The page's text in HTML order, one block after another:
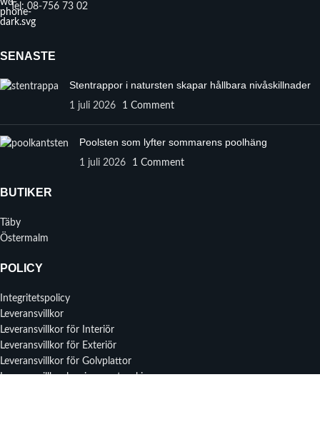
Tel: 08-756 73 02
SENASTE
Stentrappor i natursten skapar hållbara nivåskillnader
1 juli 2026 1 Comment
Poolsten som lyfter sommarens poolhäng
1 juli 2026 1 Comment
BUTIKER
Täby
Östermalm
POLICY
Integritetspolicy
Leveransvillkor
Leveransvillkor för Interiör
Leveransvillkor för Exteriör
Leveransvillkor för Golvplattor
Leveransvillkor lagning av stenskivor